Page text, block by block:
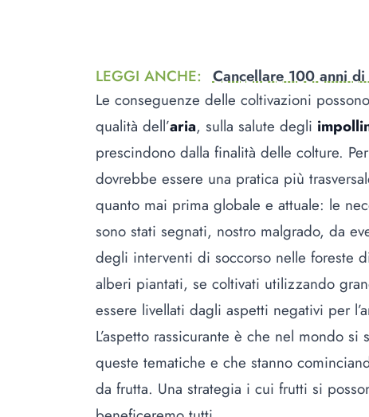
LEGGI ANCHE: Cancellare 100 anni
Le conseguenze delle coltivazioni
qualità dell’aria, sulla salute degli
prescindono dalla finalità delle colture.
dovrebbe essere una pratica più
quanto mai prima globale e attuale: le
sono stati segnati, nostro malgrado, da
degli interventi di soccorso nelle foreste
alberi piantati, se coltivati utilizzando
essere livellati dagli aspetti negativi per
L’aspetto rassicurante è che nel mondo
queste tematiche e che stanno
da frutta. Una strategia i cui frutti si